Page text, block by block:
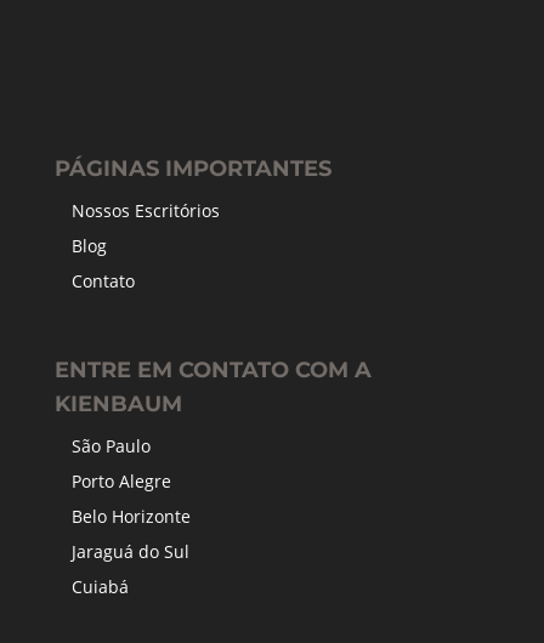
PÁGINAS IMPORTANTES
Nossos Escritórios
Blog
Contato
ENTRE EM CONTATO COM A
KIENBAUM
São Paulo
Porto Alegre
Belo Horizonte
Jaraguá do Sul
Cuiabá